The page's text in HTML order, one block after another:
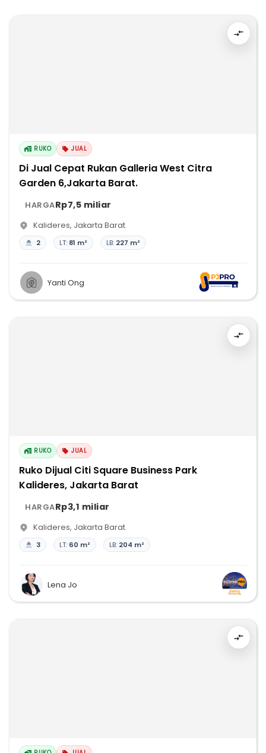
RUKO JUAL
Di Jual Cepat Rukan Galleria West Citra
Garden 6,Jakarta Barat.
HARGARp7,5 miliar
Kalideres, Jakarta Barat
2 LT: 81 m² LB: 227 m²
Yanti Ong
RUKO JUAL
Ruko Dijual Citi Square Business Park
Kalideres, Jakarta Barat
HARGARp3,1 miliar
Kalideres, Jakarta Barat
3 LT: 60 m² LB: 204 m²
Lena Jo